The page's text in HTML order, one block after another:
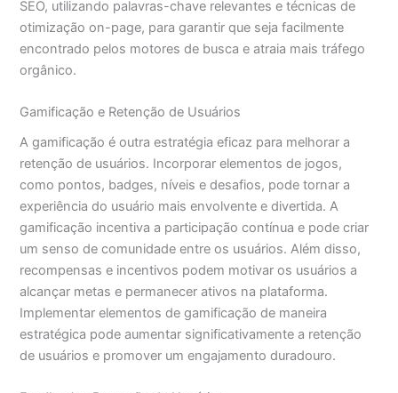
SEO, utilizando palavras-chave relevantes e técnicas de
otimização on-page, para garantir que seja facilmente
encontrado pelos motores de busca e atraia mais tráfego
orgânico.
Gamificação e Retenção de Usuários
A gamificação é outra estratégia eficaz para melhorar a
retenção de usuários. Incorporar elementos de jogos,
como pontos, badges, níveis e desafios, pode tornar a
experiência do usuário mais envolvente e divertida. A
gamificação incentiva a participação contínua e pode criar
um senso de comunidade entre os usuários. Além disso,
recompensas e incentivos podem motivar os usuários a
alcançar metas e permanecer ativos na plataforma.
Implementar elementos de gamificação de maneira
estratégica pode aumentar significativamente a retenção
de usuários e promover um engajamento duradouro.